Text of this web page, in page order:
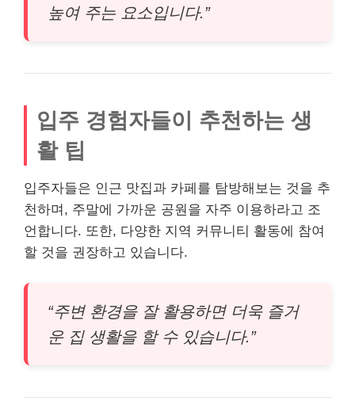
높여 주는 요소입니다.”
입주 경험자들이 추천하는 생
활 팁
입주자들은 인근 맛집과 카페를 탐방해보는 것을 추
천하며, 주말에 가까운 공원을 자주 이용하라고 조
언합니다. 또한, 다양한 지역 커뮤니티 활동에 참여
할 것을 권장하고 있습니다.
“주변 환경을 잘 활용하면 더욱 즐거
운 집 생활을 할 수 있습니다.”